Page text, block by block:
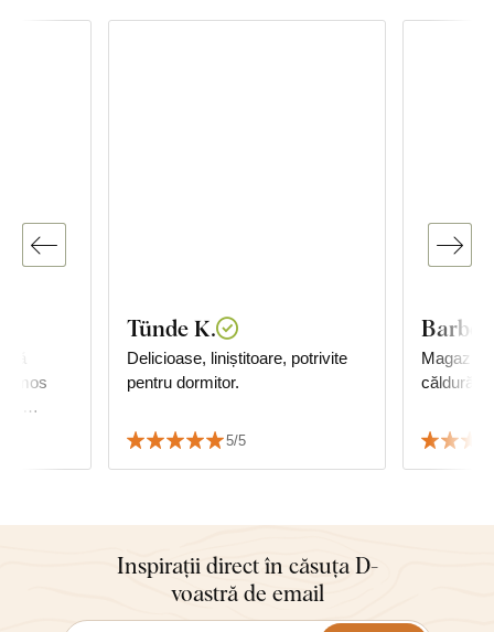
Tünde K.
Delicioase, liniștitoare, potrivite
pentru dormitor.
5/5
căldură.
Inspirații direct în căsuța D-
voastră de email